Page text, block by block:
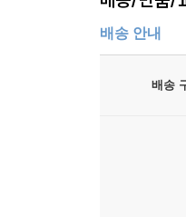
배송 안내
배송